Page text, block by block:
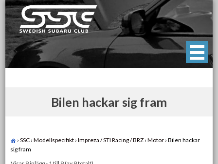
Skip
to
content
Swedish Subaru Club
För oss som älskar Subaru!
Bilen hackar sig fram
› SSC › Modellspecifikt › Impreza / STI Racing / BRZ › Motor › Bilen hackar
sig fram